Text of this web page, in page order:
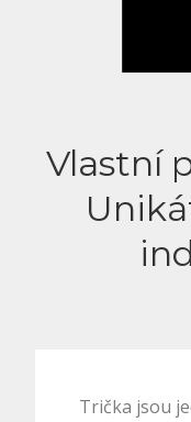
Vlastní
Trička jsou